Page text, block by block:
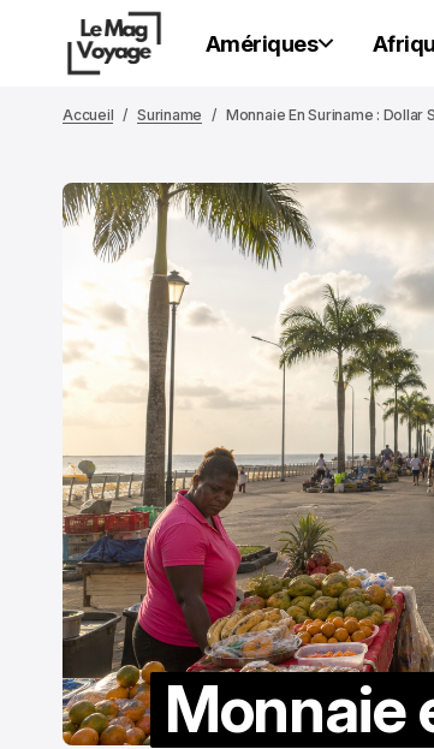
Amériques
Accueil Suriname Monnaie En Suriname : Dollar
Monnaie